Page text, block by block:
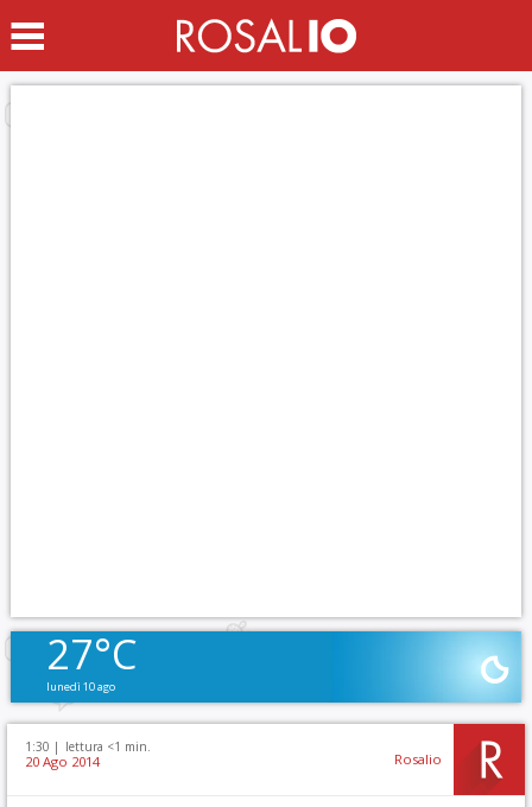
27°C
lunedì 10 ago
1:30 | lettura <1 min.
20 Ago 2014 Rosalio